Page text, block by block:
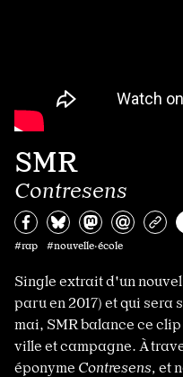
SMR
Contresens
Partagez sur Facebook
Partager sur Bluesky
Partager sur
#rap #nouvelle·école
Single extrait d'un
paru en 2017) et qui sera
mai, SMR balance ce
ville et campagne. À
éponyme Contresens, et